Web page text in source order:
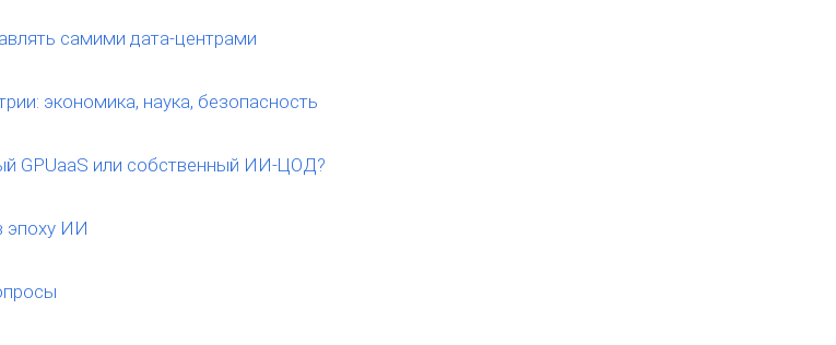
самими дата-центрами
экономика, наука, безопасность
GPUaaS или собственный ИИ-ЦОД?
эпоху ИИ